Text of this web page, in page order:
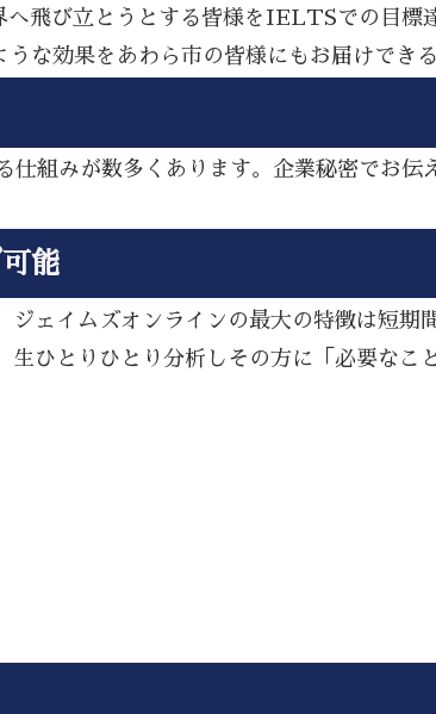
飛び立とうとする皆様をIELTSでの目標
な効果をあわら市の皆様にもお届けでき
組みが数多くあります。企業秘密でお伝
能
ジェイムズオンラインの最大の特徴は短
生ひとりひとり分析しその方に「必要なこ